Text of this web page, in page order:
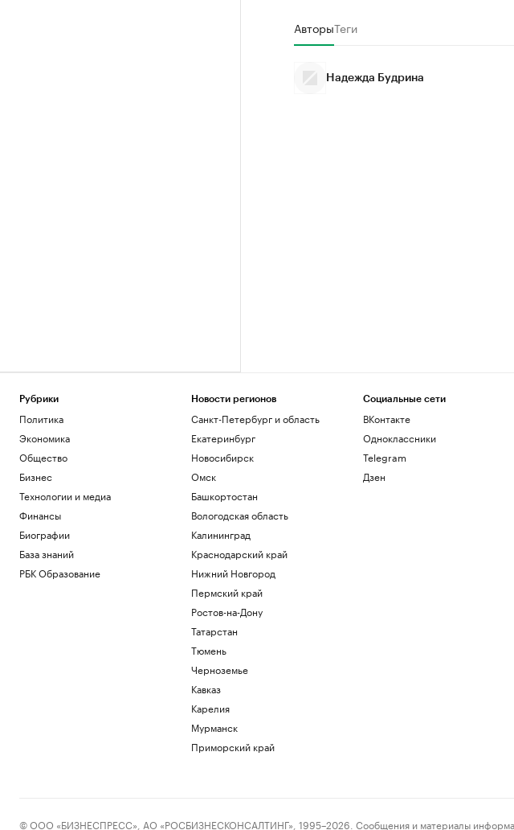
АвторыТеги
Надежда Будрина
Рубрики
Политика
Экономика
Общество
Бизнес
Технологии и медиа
Финансы
Биографии
База знаний
РБК Образование
Новости регионов
Санкт-Петербург и область
Екатеринбург
Новосибирск
Омск
Башкортостан
Вологодская область
Калининград
Краснодарский край
Нижний Новгород
Пермский край
Ростов-на-Дону
Татарстан
Тюмень
Черноземье
Кавказ
Карелия
Мурманск
Приморский край
Социальные сети
ВКонтакте
Одноклассники
Telegram
Дзен
© ООО «БИЗНЕСПРЕСС», АО «РОСБИЗНЕСКОНСАЛТИНГ», 1995–2026. Сообщения и материалы